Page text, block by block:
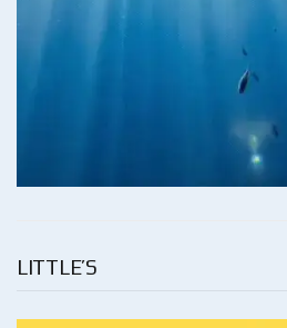
LITTLE’S